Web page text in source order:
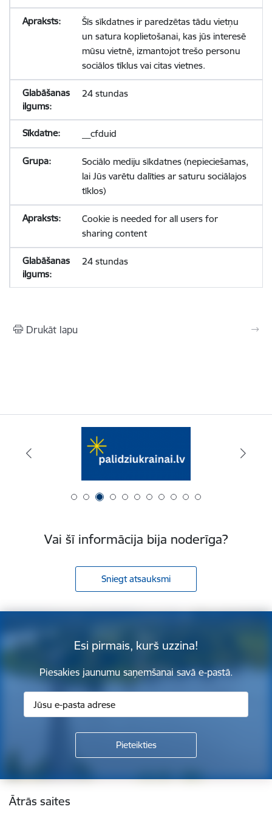
Šīs sīkdatnes ir paredzētas tādu vietņu
un satura koplietošanai, kas jūs interesē
mūsu vietnē, izmantojot trešo personu
sociālos tīklus vai citas vietnes.
24 stundas
__cfduid
Sociālo mediju sīkdatnes (nepieciešamas,
lai Jūs varētu dalīties ar saturu sociālajos
tīklos)
Cookie is needed for all users for
sharing content
24 stundas
Drukāt lapu
Vai šī informācija bija noderīga?
Sniegt atsauksmi
Esi pirmais, kurš uzzina!
Piesakies jaunumu saņemšanai savā e-pastā.
Kājene
Ātrās saites